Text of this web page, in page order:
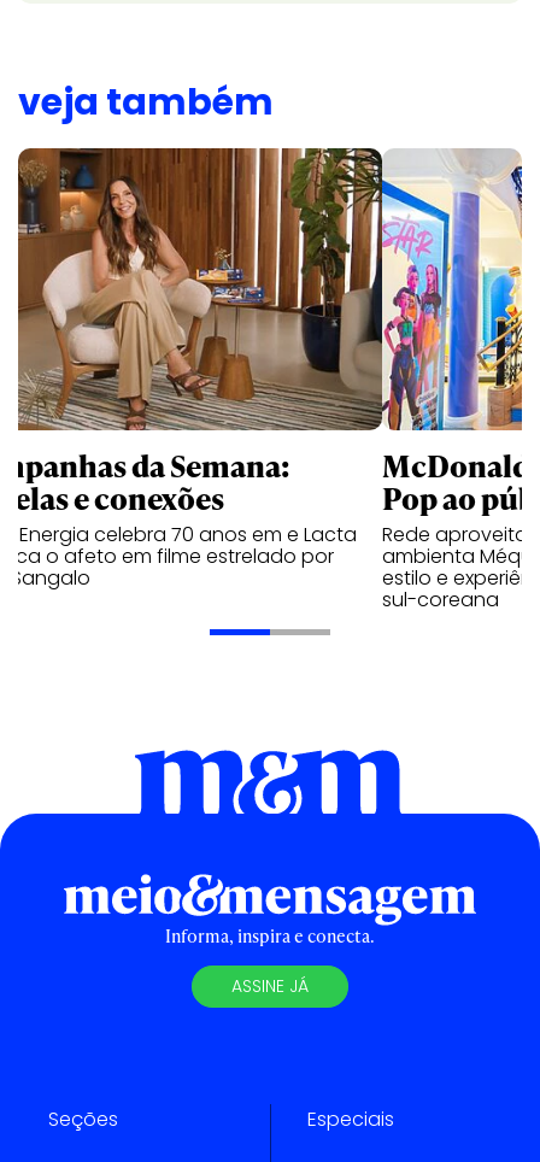
veja também
da Semana:
e conexões
Energia celebra 70 anos em e Lacta
o afeto em filme estrelado por
Sangalo
Pop ao
Rede aproveita
ambienta Méqui
estilo e
sul-coreana
Informa, inspira e conecta.
ASSINE JÁ
Seções Especiais